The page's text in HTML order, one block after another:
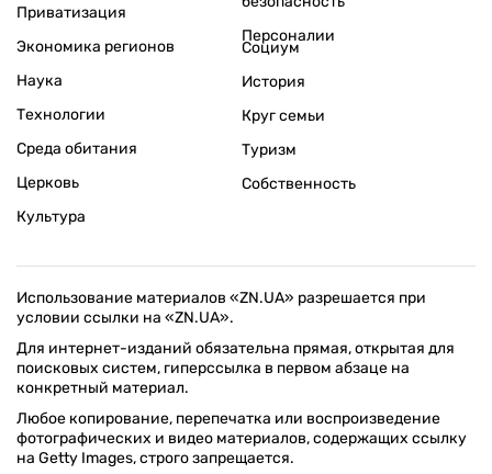
Приватизация
Экономика регионов
Персоналии
Наука
Технологии
Среда обитания
Церковь
Культура
Социум
История
Круг семьи
Туризм
Собственность
Использование материалов «ZN.UA» разрешается при
условии ссылки на «ZN.UA».
Для интернет-изданий обязательна прямая, открытая для
поисковых систем, гиперссылка в первом абзаце на
конкретный материал.
Любое копирование, перепечатка или воспроизведение
фотографических и видео материалов, содержащих ссылку
на Getty Images, строго запрещается.